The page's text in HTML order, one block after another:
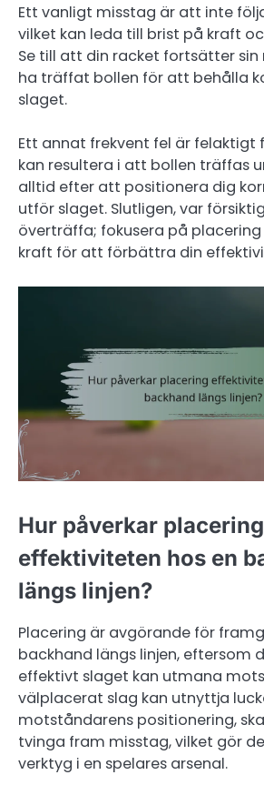
Ett vanligt misstag är att inte
vilket kan leda till brist på kraft
Se till att din racket fortsätter
ha träffat bollen för att behålla
slaget.
Ett annat frekvent fel är felaktigt
kan resultera i att bollen träffas
alltid efter att positionera dig
utför slaget. Slutligen, var
överträffa; fokusera på placering
kraft för att förbättra din
Hur påverkar placering
effektiviteten hos en
längs linjen?
Placering är avgörande för
backhand längs linjen, eftersom
effektivt slaget kan utmana
välplacerat slag kan utnyttja
motståndarens positionering,
tvinga fram misstag, vilket gör
verktyg i en spelares arsenal.